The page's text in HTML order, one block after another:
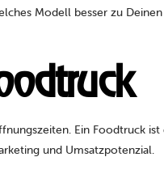
Modell besser zu
Ein Foodtruck ist
und Umsatzpotenzial.